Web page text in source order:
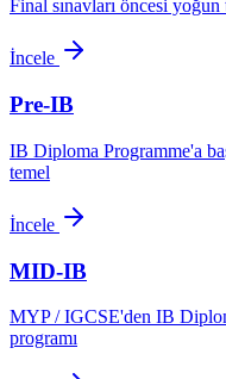
Final sınavları öncesi
İncele
Pre-IB
IB Diploma Programme'a
temel
İncele
MID-IB
MYP / IGCSE'den IB
programı